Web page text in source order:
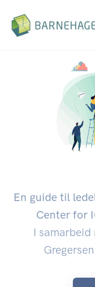
En guide til
Center for
I samarbeid